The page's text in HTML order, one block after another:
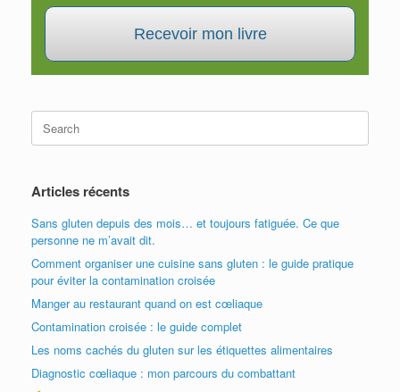
Recevoir mon livre
Search
for:
Articles récents
Sans gluten depuis des mois… et toujours fatiguée. Ce que
personne ne m’avait dit.
Comment organiser une cuisine sans gluten : le guide pratique
pour éviter la contamination croisée
Manger au restaurant quand on est cœliaque
Contamination croisée : le guide complet
Les noms cachés du gluten sur les étiquettes alimentaires
Diagnostic cœliaque : mon parcours du combattant